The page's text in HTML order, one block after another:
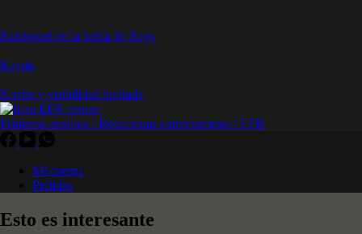
Esnórquel en la bahía de Rays
Kayak
Noche y visibilidad limitada
Primeros auxilios - Reaccionar correctamente / EFR
Mi cuenta
Pedidos
Esto es interesante